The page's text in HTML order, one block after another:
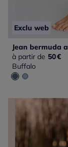
Exclu web
à partir de 50€
Buffalo